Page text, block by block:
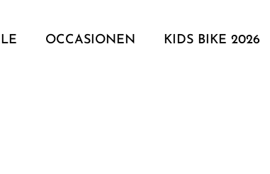
OCCASIONEN KIDS BIKE 2026